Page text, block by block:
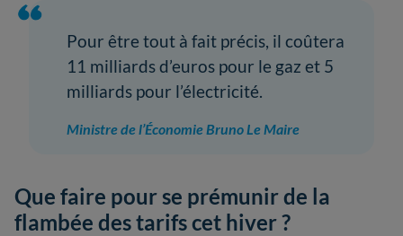
Pour être tout à fait précis, il coûtera
11 milliards d’euros pour le gaz et 5
milliards pour l’électricité.
Ministre de l’Économie Bruno Le Maire
Que faire pour se prémunir de la
flambée des tarifs cet hiver ?